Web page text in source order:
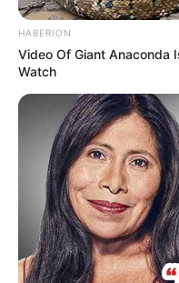
HABERION
Video Of Giant Anaconda
Watch